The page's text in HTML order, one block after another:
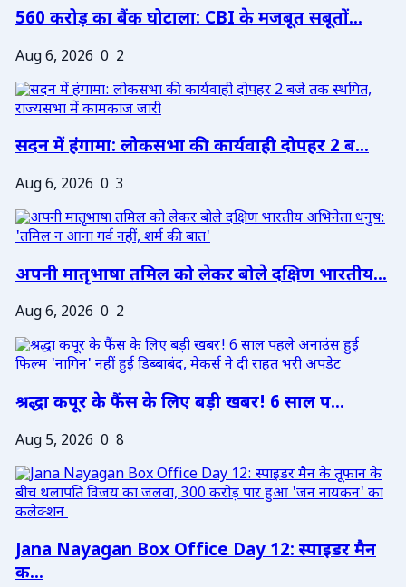
560 करोड़ का बैंक घोटाला: CBI के मजबूत सबूतों...
Aug 6, 2026 0 2
सदन में हंगामा: लोकसभा की कार्यवाही दोपहर 2 ब...
Aug 6, 2026 0 3
अपनी मातृभाषा तमिल को लेकर बोले दक्षिण भारतीय...
Aug 6, 2026 0 2
श्रद्धा कपूर के फैंस के लिए बड़ी खबर! 6 साल प...
Aug 5, 2026 0 8
Jana Nayagan Box Office Day 12: स्पाइडर मैन
क...